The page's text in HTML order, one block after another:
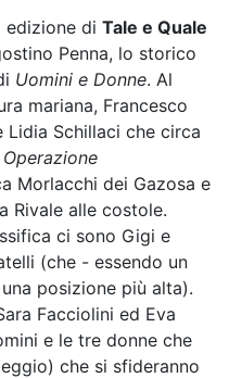
edizione di Tale e Quale
Penna, lo storico
Uomini e Donne. Al
mariana, Francesco
Schillaci che circa
Operazione
Morlacchi dei Gazosa e
Rivale alle costole.
ci sono Gigi e
(che - essendo un
posizione più alta).
Facciolini ed Eva
e le tre donne che
che si sfideranno